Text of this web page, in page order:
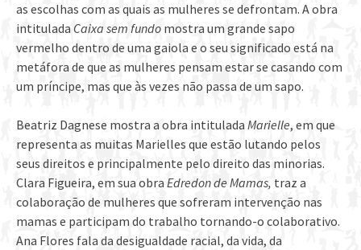
as escolhas com as quais as mulheres se defrontam. A obra
intituladaCaixa sem fundo mostra um grande sapo
vermelho dentro de uma gaiola e o seu significado está na
metáfora de que as mulheres pensam estar se casando com
um príncipe, mas que às vezes não passa de um sapo.
Beatriz Dagnese mostra a obra intitulada Marielle, em que
representa as muitas Marielles que estão lutando pelos
seus direitos e principalmente pelo direito das minorias.
Clara Figueira, em sua obra Edredon de Mamas, traz a
colaboração de mulheres que sofreram intervenção nas
mamas e participam do trabalho tornando-o colaborativo.
Ana Flores fala da desigualdade racial, da vida, da